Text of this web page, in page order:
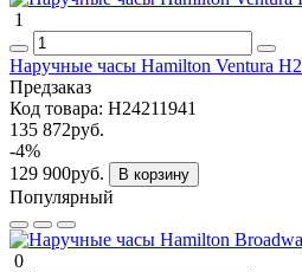
1
Наручные часы Hamilton Ventura
Предзаказ
Код товара: H24211941
135 872руб.
-4%
129 900руб.
В корзину
Популярный
0